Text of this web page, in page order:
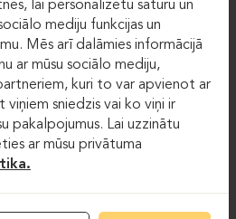
nozīmi un to, kā pārvarēt ar
lai personalizētu saturu un
mediju funkcijas un
Mēs arī dalāmies informācijā
ar mūsu sociālo mediju,
kuri to var apvienot ar
sniedzis vai ko viņi ir
pakalpojumus. Lai uzzinātu
ar mūsu privātuma